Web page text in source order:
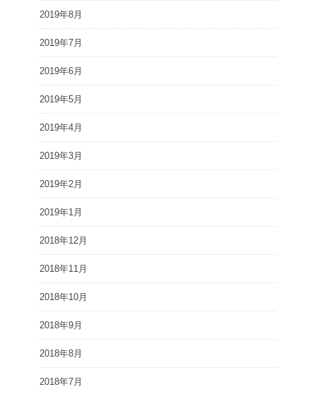
2019年8月
2019年7月
2019年6月
2019年5月
2019年4月
2019年3月
2019年2月
2019年1月
2018年12月
2018年11月
2018年10月
2018年9月
2018年8月
2018年7月